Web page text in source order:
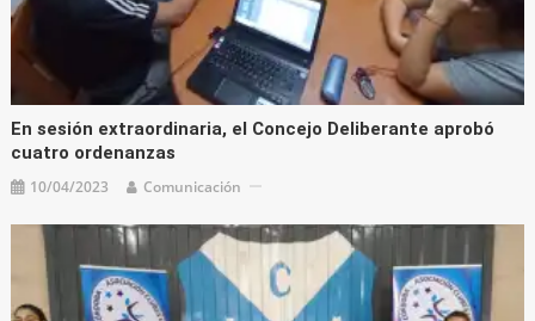
En sesión extraordinaria, el Concejo Deliberante aprobó
cuatro ordenanzas
10/04/2023 Comunicación